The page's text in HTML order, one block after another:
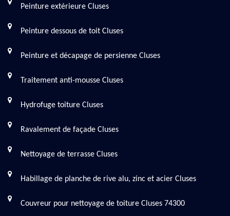
Peinture extérieure Cluses
Peinture dessous de toit Cluses
Peinture et décapage de persienne Cluses
Traitement anti-mousse Cluses
Hydrofuge toiture Cluses
Ravalement de façade Cluses
Nettoyage de terrasse Cluses
Habillage de planche de rive alu, zinc et acier Cluses
Couvreur pour nettoyage de toiture Cluses 74300